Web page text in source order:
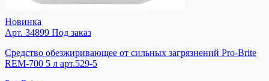
Новинка
Арт. 34899 Под заказ
Средство обезжиривающее от сильных загрязнений Pro-Brite
REM-700 5 л арт.529-5